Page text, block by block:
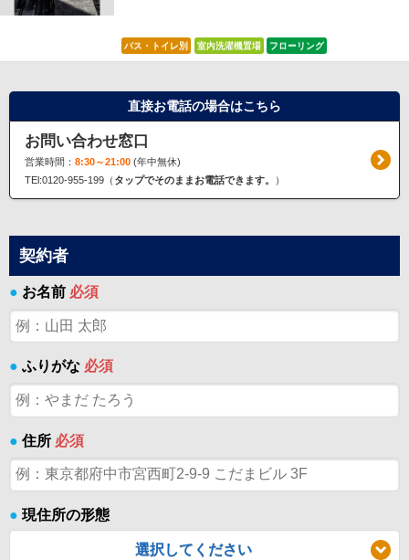
バス・トイレ別 室内洗濯機置場 フローリング
直接お電話の場合はこちら
お問い合わせ窓口
営業時間： 8:30～21:00(年中無休)
TEl:0120-955-199（ タップでそのままお電話できます。 ）
契約者
● お名前 必須
● ふりがな 必須
● 住所 必須
● 現住所の形態
選択してください